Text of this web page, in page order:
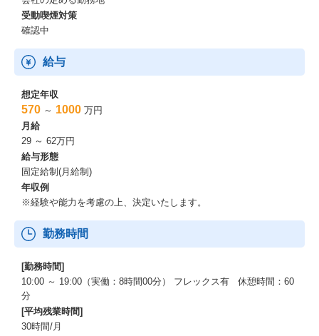
受動喫煙対策
確認中
給与
想定年収
570 ～ 1000 万円
月給
29 ～ 62万円
給与形態
固定給制(月給制)
年収例
※経験や能力を考慮の上、決定いたします。
勤務時間
[勤務時間]
10:00 ～ 19:00（実働：8時間00分） フレックス有 休憩時間：60
分
[平均残業時間]
30時間/月